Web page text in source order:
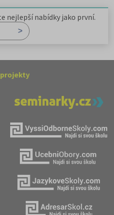
nejlepší nabídky jako první.
projekty